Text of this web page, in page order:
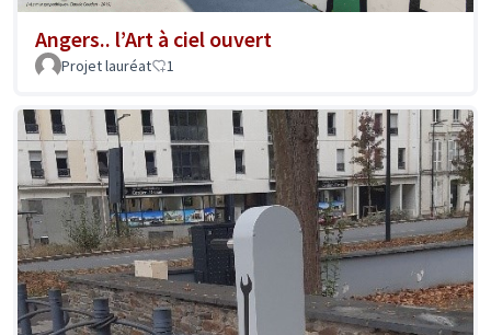
Angers.. l’Art à ciel ouvert
Projet lauréat 1